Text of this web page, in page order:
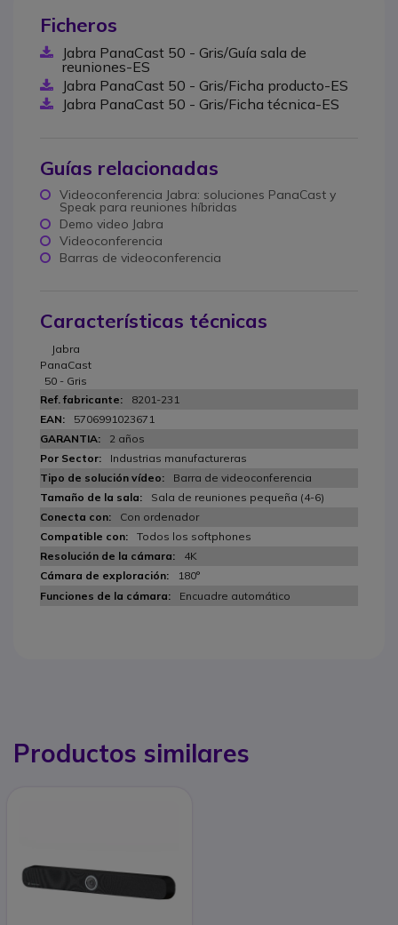
Ficheros
Jabra PanaCast 50 - Gris/Guía sala de
reuniones-ES
Jabra PanaCast 50 - Gris/Ficha producto-ES
Jabra PanaCast 50 - Gris/Ficha técnica-ES
Guías relacionadas
Videoconferencia Jabra: soluciones PanaCast y
Speak para reuniones híbridas
Demo video Jabra
Videoconferencia
Barras de videoconferencia
Características técnicas
Jabra
PanaCast
50 - Gris
8201-231
5706991023671
2 años
Industrias manufactureras
Barra de videoconferencia
Sala de reuniones pequeña (4-6)
Con ordenador
Todos los softphones
4K
180°
Encuadre automático
Productos similares